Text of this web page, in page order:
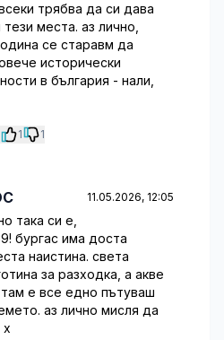
трябва да си дава
места. аз лично,
се старавм да
исторически
в българия - нали,
1 1
11.05.2026, 12:05
така си е,
бургас има доста
наистина. света
за разходка, а акве
там е все едно пътуваш
аз лично мисля да